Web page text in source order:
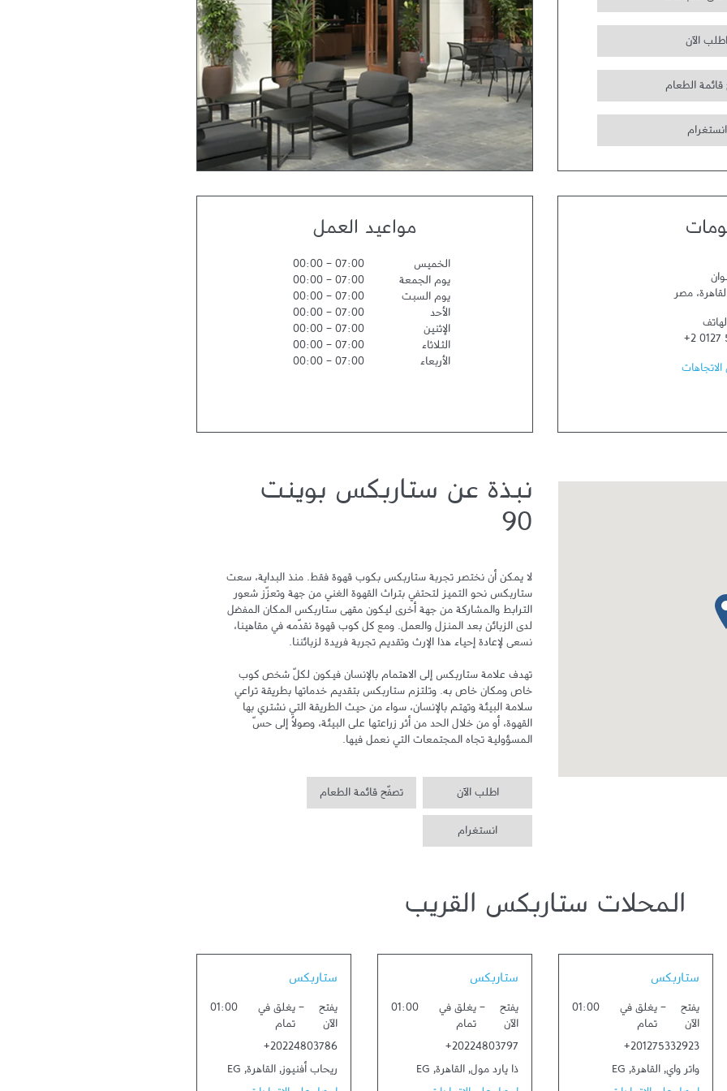
اطلب الآن
الطعام
انستغرام
،مصر
+2 0127
مواعيد العمل
الخميس 07:00
-
00:00
يوم الجمعة
07:00
-
00:00
يوم السبت
07:00
-
00:00
الأحد
07:00
-
00:00
الإثنين
07:00
-
00:00
الثلاثاء
07:00
-
00:00
الأربعاء
07:00
-
00:00
نبذة عن ستاربكس بوينت
90
ستاربكس نحو التميز لتحتفي بتراث القهوة الغني من جهة وتعزّز شعور
المسؤولية تجاه المجتمعات التي نعمل فيها.
اطلب الآن تصفّح قائمة الطعام
انستغرام
المحلات ستاربكس القريب
ستاربكس
يفتح
الآن
- يغلق في
تمام
01:00
+201275332923
واتر واي, القاهرة,
EG
ستاربكس
يفتح
الآن
- يغلق في
تمام
01:00
+20224803797
ذا يارد مول, القاهرة,
EG
ستاربكس
يفتح
الآن
- يغلق في
تمام
01:00
+20224803786
ريحاب أفنيوز, القاهرة,
EG